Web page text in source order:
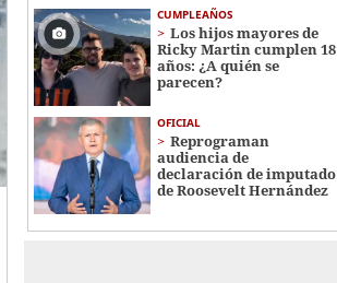
CUMPLEAÑOS
Los hijos mayores de
Ricky Martin cumplen 18
años: ¿A quién se
parecen?
OFICIAL
Reprograman
audiencia de
declaración de imputado
de Roosevelt Hernández